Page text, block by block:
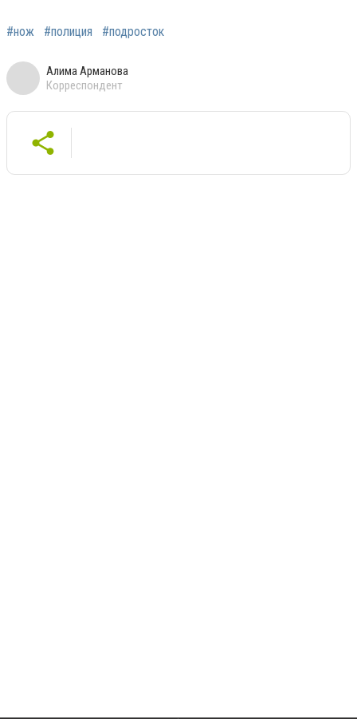
#нож #полиция #подросток
Алима Арманова
Корреспондент